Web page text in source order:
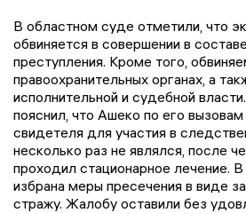
В областном суде отметили, что
обвиняется в совершении в
преступления. Кроме того,
правоохранительных органах, а
исполнительной и судебной
пояснил, что Ашеко по его вызовам
свидетеля для участия в
несколько раз не являлся, после
проходил стационарное лечение.
избрана меры пресечения в виде
стражу. Жалобу оставили без